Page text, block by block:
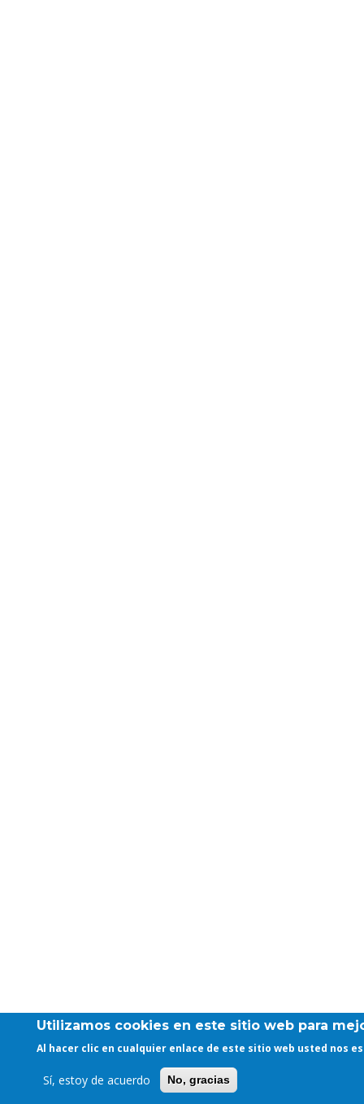
Utilizamos cookies en este sitio web para
Al hacer clic en cualquier enlace de este sitio web usted nos
Sí, estoy de acuerdo No, gracias